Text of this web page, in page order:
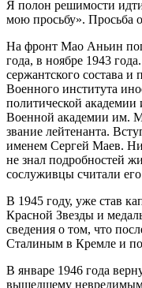
Я полон решимости
мою просьбу». Просьба
На фронт Мао Аньин
года, в ноябре 1943
сержантского состава и
Военного института
политической
Военной академии им.
звание лейтенанта.
именем Сергей Маев.
не знал подробностей
сослуживцы считали
В 1945 году, уже став
Красной Звезды и
сведения о том, что
Сталиным в Кремле и
В январе 1946 года
вышедшему невредимым